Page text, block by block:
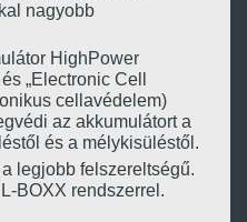
nagyobb
HighPower
„Electronic Cell
cellavédelem)
az akkumulátort a
és a mélykisüléstől.
legjobb felszereltségű.
BOXX rendszerrel.